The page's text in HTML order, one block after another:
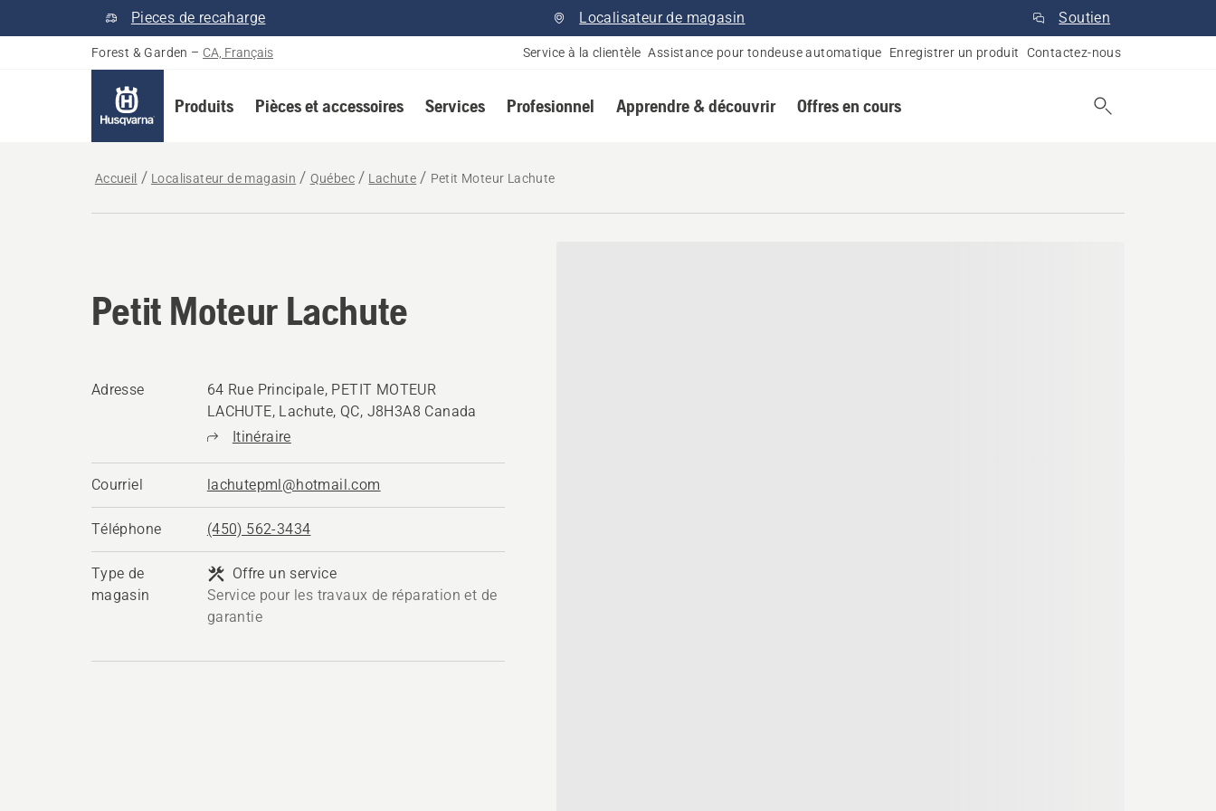
Pieces de recaharge Localisateur de magasin Soutien
Forest & Garden – CA, Français Service à la clientèle Assistance pour tondeuse automatique Enregistrer un produit Contactez-nous
Produits Pièces et accessoires Services Profesionnel Apprendre & découvrir Offres en cours
Accueil Localisateur de magasin Québec Lachute Petit Moteur Lachute
Petit Moteur Lachute
Adresse
64 Rue Principale, PETIT MOTEUR
LACHUTE, Lachute, QC, J8H3A8 Canada
Itinéraire
Courriel lachutepml@hotmail.com
Téléphone (450) 562-3434
Type de
magasin
Offre un service
Service pour les travaux de réparation et de
garantie